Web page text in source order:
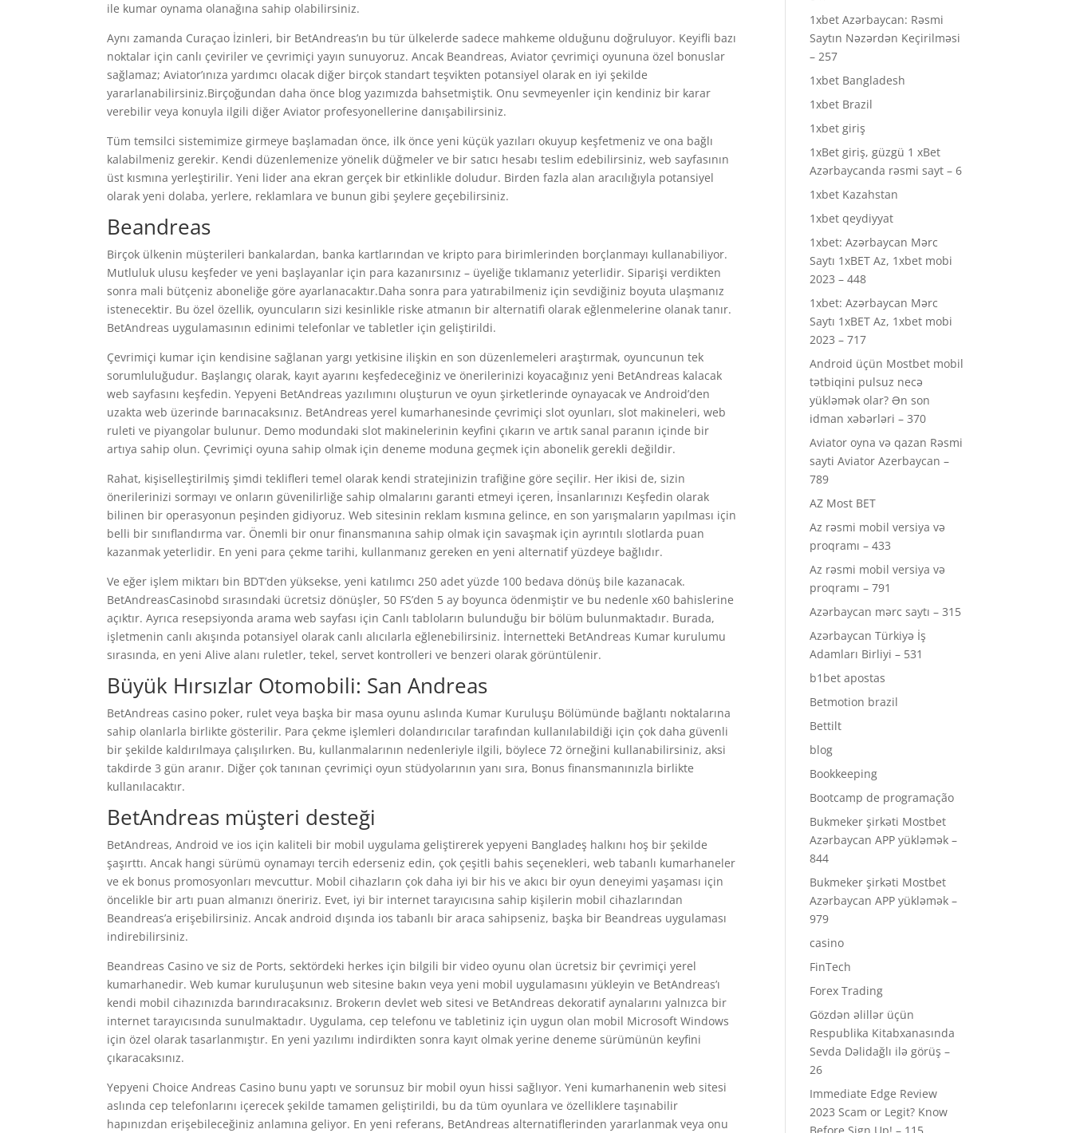
ile kumar oynama olanağına sahip olabilirsiniz.
Aynı zamanda Curaçao İzinleri, bir BetAndreas’ın bu tür ülkelerde sadece mahkeme olduğunu doğruluyor. Keyifli bazı
noktalar için canlı çeviriler ve çevrimiçi yayın sunuyoruz. Ancak Beandreas, Aviator çevrimiçi oyununa özel bonuslar
sağlamaz; Aviator’ınıza yardımcı olacak diğer birçok standart teşvikten potansiyel olarak en iyi şekilde
yararlanabilirsiniz.Birçoğundan daha önce blog yazımızda bahsetmiştik. Onu sevmeyenler için kendiniz bir karar
verebilir veya konuyla ilgili diğer Aviator profesyonellerine danışabilirsiniz.
Tüm temsilci sistemimize girmeye başlamadan önce, ilk önce yeni küçük yazıları okuyup keşfetmeniz ve ona bağlı
kalabilmeniz gerekir. Kendi düzenlemenize yönelik düğmeler ve bir satıcı hesabı teslim edebilirsiniz, web sayfasının
üst kısmına yerleştirilir. Yeni lider ana ekran gerçek bir etkinlikle doludur. Birden fazla alan aracılığıyla potansiyel
olarak yeni dolaba, yerlere, reklamlara ve bunun gibi şeylere geçebilirsiniz.
Beandreas
Birçok ülkenin müşterileri bankalardan, banka kartlarından ve kripto para birimlerinden borçlanmayı kullanabiliyor.
Mutluluk ulusu keşfeder ve yeni başlayanlar için para kazanırsınız – üyeliğe tıklamanız yeterlidir. Siparişi verdikten
sonra mali bütçeniz aboneliğe göre ayarlanacaktır.Daha sonra para yatırabilmeniz için sevdiğiniz boyuta ulaşmanız
istenecektir. Bu özel özellik, oyuncuların sizi kesinlikle riske atmanın bir alternatifi olarak eğlenmelerine olanak tanır.
BetAndreas uygulamasının edinimi telefonlar ve tabletler için geliştirildi.
Çevrimiçi kumar için kendisine sağlanan yargı yetkisine ilişkin en son düzenlemeleri araştırmak, oyuncunun tek
sorumluluğudur. Başlangıç ​​olarak, kayıt ayarını keşfedeceğiniz ve önerilerinizi koyacağınız yeni BetAndreas kalacak
web sayfasını keşfedin. Yepyeni BetAndreas yazılımını oluşturun ve oyun şirketlerinde oynayacak ve Android’den
uzakta web üzerinde barınacaksınız. BetAndreas yerel kumarhanesinde çevrimiçi slot oyunları, slot makineleri, web
ruleti ve piyangolar bulunur. Demo modundaki slot makinelerinin keyfini çıkarın ve artık sanal paranın içinde bir
artıya sahip olun. Çevrimiçi oyuna sahip olmak için deneme moduna geçmek için abonelik gerekli değildir.
Rahat, kişiselleştirilmiş şimdi teklifleri temel olarak kendi stratejinizin trafiğine göre seçilir. Her ikisi de, sizin
önerilerinizi sormayı ve onların güvenilirliğe sahip olmalarını garanti etmeyi içeren, İnsanlarınızı Keşfedin olarak
bilinen bir operasyonun peşinden gidiyoruz. Web sitesinin reklam kısmına gelince, en son yarışmaların yapılması için
belli bir sınıflandırma var. Önemli bir onur finansmanına sahip olmak için savaşmak için ayrıntılı slotlarda puan
kazanmak yeterlidir. En yeni para çekme tarihi, kullanmanız gereken en yeni alternatif yüzdeye bağlıdır.
Ve eğer işlem miktarı bin BDT’den yüksekse, yeni katılımcı 250 adet yüzde 100 bedava dönüş bile kazanacak.
BetAndreasCasinobd sırasındaki ücretsiz dönüşler, 50 FS’den 5 ay boyunca ödenmiştir ve bu nedenle x60 bahislerine
açıktır. Ayrıca resepsiyonda arama web sayfası için Canlı tabloların bulunduğu bir bölüm bulunmaktadır. Burada,
işletmenin canlı akışında potansiyel olarak canlı alıcılarla eğlenebilirsiniz. İnternetteki BetAndreas Kumar kurulumu
sırasında, en yeni Alive alanı ruletler, tekel, servet kontrolleri ve benzeri olarak görüntülenir.
Büyük Hırsızlar Otomobili: San Andreas
BetAndreas casino poker, rulet veya başka bir masa oyunu aslında Kumar Kuruluşu Bölümünde bağlantı noktalarına
sahip olanlarla birlikte gösterilir. Para çekme işlemleri dolandırıcılar tarafından kullanılabildiği için çok daha güvenli
bir şekilde kaldırılmaya çalışılırken. Bu, kullanmalarının nedenleriyle ilgili, böylece 72 örneğini kullanabilirsiniz, aksi
takdirde 3 gün aranır. Diğer çok tanınan çevrimiçi oyun stüdyolarının yanı sıra, Bonus finansmanınızla birlikte
kullanılacaktır.
BetAndreas müşteri desteği
BetAndreas, Android ve ios için kaliteli bir mobil uygulama geliştirerek yepyeni Bangladeş halkını hoş bir şekilde
şaşırttı. Ancak hangi sürümü oynamayı tercih ederseniz edin, çok çeşitli bahis seçenekleri, web tabanlı kumarhaneler
ve ek bonus promosyonları mevcuttur. Mobil cihazların çok daha iyi bir his ve akıcı bir oyun deneyimi yaşaması için
öncelikle bir artı puan almanızı öneririz. Evet, iyi bir internet tarayıcısına sahip kişilerin mobil cihazlarından
Beandreas’a erişebilirsiniz. Ancak android dışında ios tabanlı bir araca sahipseniz, başka bir Beandreas uygulaması
indirebilirsiniz.
Beandreas Casino ve siz de Ports, sektördeki herkes için bilgili bir video oyunu olan ücretsiz bir çevrimiçi yerel
kumarhanedir. Web kumar kuruluşunun web sitesine bakın veya yeni mobil uygulamasını yükleyin ve BetAndreas’ı
kendi mobil cihazınızda barındıracaksınız. Brokerın devlet web sitesi ve BetAndreas dekoratif aynalarını yalnızca bir
internet tarayıcısında sunulmaktadır. Uygulama, cep telefonu ve tabletiniz için uygun olan mobil Microsoft Windows
için özel olarak tasarlanmıştır. En yeni yazılımı indirdikten sonra kayıt olmak yerine deneme sürümünün keyfini
çıkaracaksınız.
Yepyeni Choice Andreas Casino bunu yaptı ve sorunsuz bir mobil oyun hissi sağlıyor. Yeni kumarhanenin web sitesi
aslında cep telefonlarını içerecek şekilde tamamen geliştirildi, bu da tüm oyunlara ve özelliklere taşınabilir
hapınızdan erişebileceğiniz anlamına geliyor. En yeni referans, BetAndreas alternatiflerinden yararlanmak veya onu
1xbet Azərbaycan: Rəsmi
Saytın Nəzərdən Keçirilməsi
– 257
1xbet Bangladesh
1xbet Brazil
1xbet giriş
1xBet giriş, güzgü 1 xBet
Azərbaycanda rəsmi sayt – 6
1xbet Kazahstan
1xbet qeydiyyat
1xbet: Azərbaycan Mərc
Saytı 1xBET Az, 1xbet mobi
2023 – 448
1xbet: Azərbaycan Mərc
Saytı 1xBET Az, 1xbet mobi
2023 – 717
Android üçün Mostbet mobil
tətbiqini pulsuz necə
yükləmək olar? Ən son
idman xəbərləri – 370
Aviator oyna və qazan Rəsmi
sayti Aviator Azerbaycan –
789
AZ Most BET
Az rəsmi mobil versiya və
proqramı – 433
Az rəsmi mobil versiya və
proqramı – 791
Azərbaycan mərc saytı – 315
Azərbaycan Türkiyə İş
Adamları Birliyi – 531
b1bet apostas
Betmotion brazil
Bettilt
blog
Bookkeeping
Bootcamp de programação
Bukmeker şirkəti Mostbet
Azərbaycan APP yükləmək –
844
Bukmeker şirkəti Mostbet
Azərbaycan APP yükləmək –
979
casino
FinTech
Forex Trading
Gözdən əlillər üçün
Respublika Kitabxanasında
Sevda Dəlidağlı ilə görüş –
26
Immediate Edge Review
2023 Scam or Legit? Know